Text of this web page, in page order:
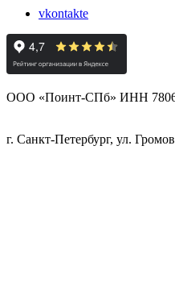
vkontakte
ООО «Поинт-СПб» ИНН
г. Санкт-Петербург, ул.